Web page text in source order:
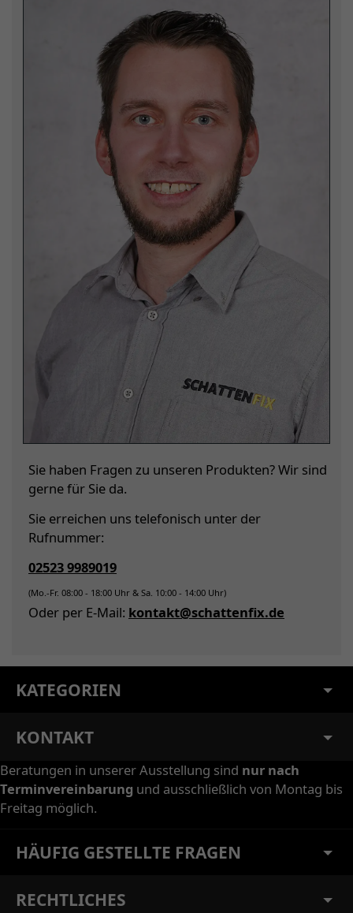
Sie haben Fragen zu unseren Produkten? Wir sind
gerne für Sie da.
Sie erreichen uns telefonisch unter der
Rufnummer:
02523 9989019
(Mo.-Fr. 08:00 - 18:00 Uhr & Sa. 10:00 - 14:00 Uhr)
Oder per E-Mail: kontakt@schattenfix.de
KATEGORIEN
KONTAKT
Beratungen in unserer Ausstellung sind nur nach
Terminvereinbarung und ausschließlich von Montag bis
Freitag möglich.
HÄUFIG GESTELLTE FRAGEN
RECHTLICHES